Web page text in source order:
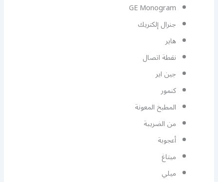
GE Monogram
جنرال إلكتريك
هاير
نقطة اتصال
جين اير
كنمور
المطبخ المعونة
من الضريبة
أعجوبة
ميتاغ
ميلي